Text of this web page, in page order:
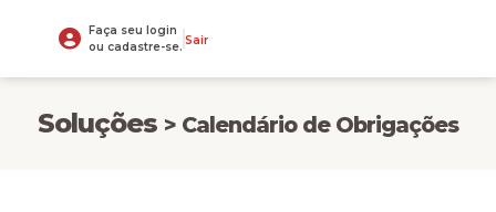
Faça seu login
ou cadastre-se. Sair
Soluções > Calendário de Obrigações